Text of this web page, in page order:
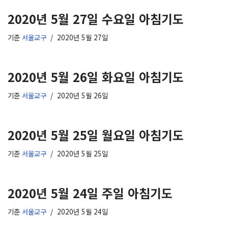
2020년 5월 27일 수요일 아침기도
기준 서울교구 2020년 5월 27일
2020년 5월 26일 화요일 아침기도
기준 서울교구 2020년 5월 26일
2020년 5월 25일 월요일 아침기도
기준 서울교구 2020년 5월 25일
2020년 5월 24일 주일 아침기도
기준 서울교구 2020년 5월 24일